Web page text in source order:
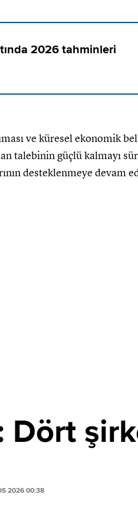
2026 tahminleri
ve küresel ekonomik
talebinin güçlü kalmayı
desteklenmeye devam
Dört
2026 00:38